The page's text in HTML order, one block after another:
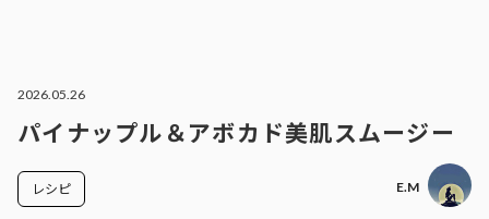
2026.05.26
パイナップル＆アボカド美肌スムージー
レシピ E.M